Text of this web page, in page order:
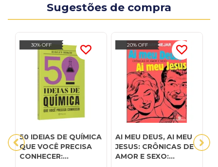
Sugestões de compra
30% OFF
50 IDEIAS DE QUÍMICA
QUE VOCÊ PRECISA
CONHECER:
20% OFF
AI MEU DEUS, AI MEU
JESUS: CRÔNICAS DE
AMOR E SEXO: